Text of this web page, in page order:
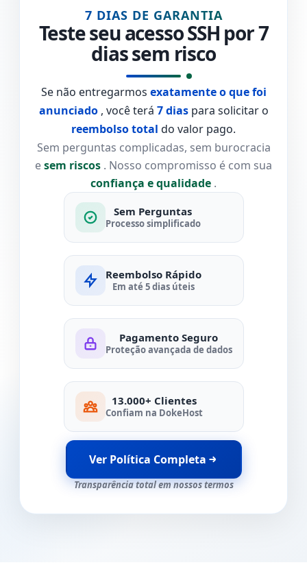
7 DIAS DE GARANTIA
Teste seu acesso SSH por 7
dias sem risco
Se não entregarmos exatamente o que foi
anunciado, você terá 7 diaspara solicitar o
reembolso total do valor pago.
Sem perguntas complicadas, sem burocracia
esem riscos . Nosso compromisso é com sua
confiança e qualidade .
Sem Perguntas
Processo simplificado
Reembolso Rápido
Em até 5 dias úteis
Pagamento Seguro
Proteção avançada de dados
13.000+ Clientes
Confiam na DokeHost
Ver Política Completa
Transparência total em nossos termos